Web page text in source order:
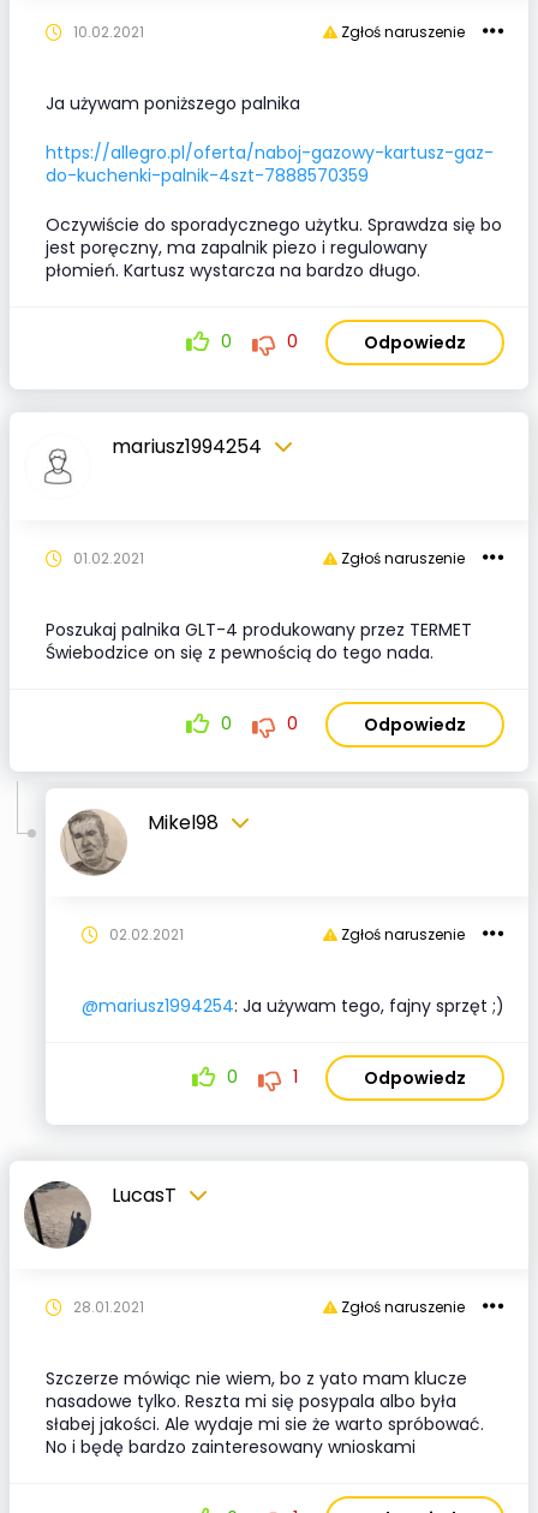
Zgłoś naruszenie
10.02.2021
Ja używam poniższego palnika
https://allegro.pl/oferta/naboj-gazowy-kartusz-gaz-
do-kuchenki-palnik-4szt-7888570359
Oczywiście do sporadycznego użytku. Sprawdza się bo
jest poręczny, ma zapalnik piezo i regulowany
płomień. Kartusz wystarcza na bardzo długo.
0 0 Odpowiedz
mariusz1994254
Zgłoś naruszenie
01.02.2021
Poszukaj palnika GLT-4 produkowany przez TERMET
Świebodzice on się z pewnością do tego nada.
0 0 Odpowiedz
Mikel98
Zgłoś naruszenie
02.02.2021
@mariusz1994254: Ja używam tego, fajny sprzęt ;)
0 1 Odpowiedz
LucasT
Zgłoś naruszenie
28.01.2021
Szczerze mówiąc nie wiem, bo z yato mam klucze
nasadowe tylko. Reszta mi się posypala albo była
słabej jakości. Ale wydaje mi sie że warto spróbować.
No i będę bardzo zainteresowany wnioskami